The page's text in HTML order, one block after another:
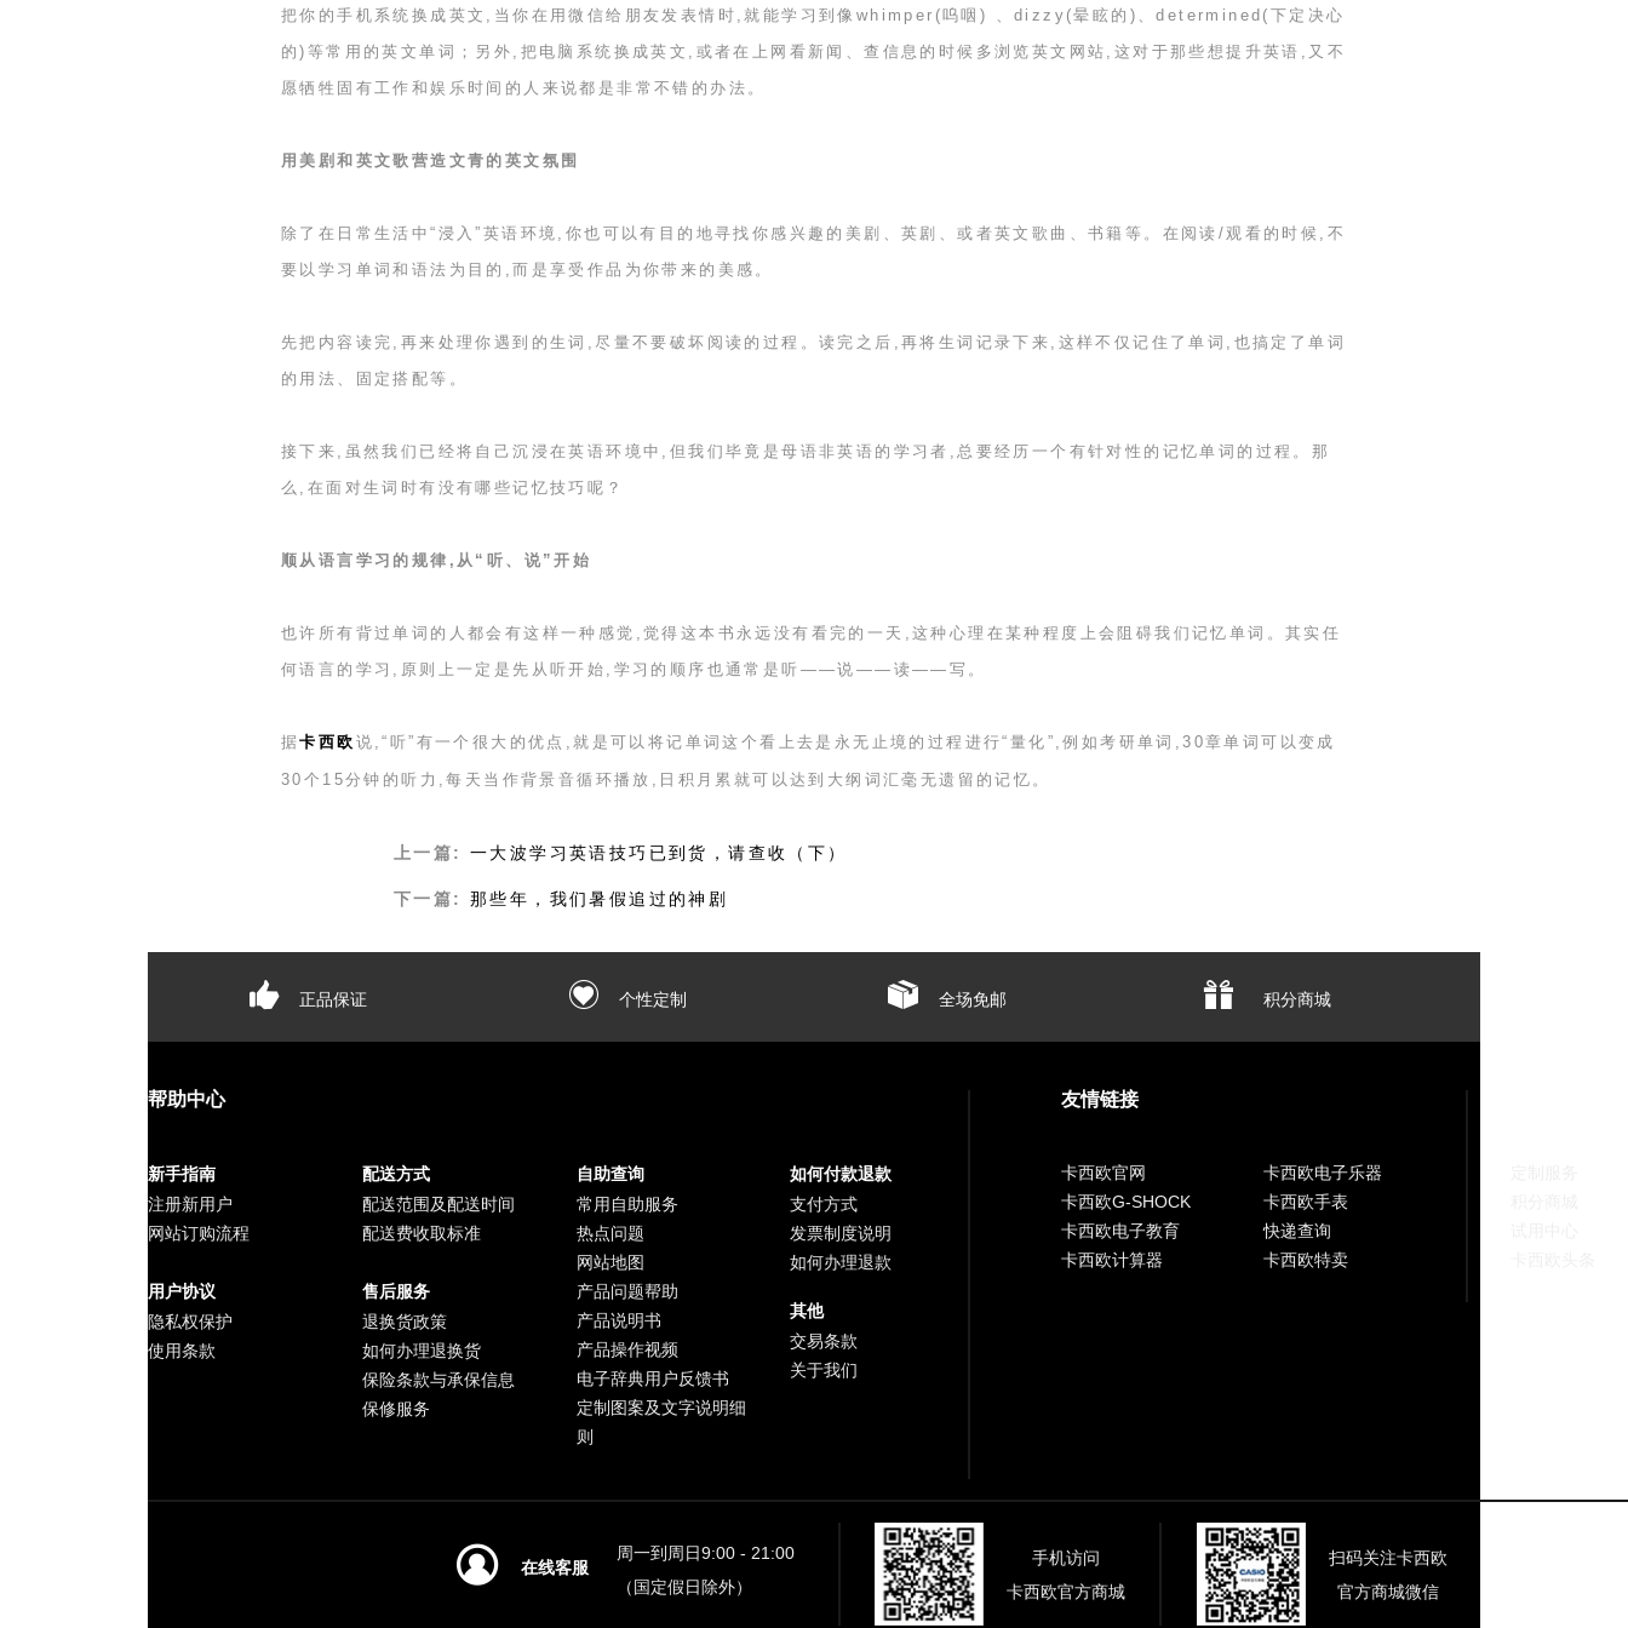
把你的手机系统换成英文,当你在用微信给朋友发表情时,就能学习到像 whimper(呜咽 ) 、dizzy(晕眩的 ) 、determined( 下定决心
的) 等常用的英文单词；另外,把电脑系统换成英文,或者在上网看新闻、查信息的时候多浏览英文网站,这对于那些想提升英语,又不
愿牺牲固有工作和娱乐时间的人来说都是非常不错的办法。
用美剧和英文歌营造文青的英文氛围
除了在日常生活中“浸入”英语环境,你也可以有目的地寻找你感兴趣的美剧、英剧、或者英文歌曲、书籍等。在阅读 /观看的时候,不
要以学习单词和语法为目的,而是享受作品为你带来的美感。
先把内容读完,再来处理你遇到的生词,尽量不要破坏阅读的过程。读完之后,再将生词记录下来,这样不仅记住了单词,也搞定了单词
的用法、固定搭配等。
接下来,虽然我们已经将自己沉浸在英语环境中,但我们毕竟是母语非英语的学习者,总要经历一个有针对性的记忆单词的过程。那
么,在面对生词时有没有哪些记忆技巧呢？
顺从语言学习的规律,从“听、说”开始
也许所有背过单词的人都会有这样一种感觉,觉得这本书永远没有看完的一天,这种心理在某种程度上会阻碍我们记忆单词。其实任
何语言的学习,原则上一定是先从听开始,学习的顺序也通常是听——说——读——写。
据卡西欧 说,“听”有一个很大的优点,就是可以将记单词这个看上去是永无止境的过程进行“量化”,例如考研单词, 30章单词可以变成
30 个 15分钟的听力,每天当作背景音循环播放,日积月累就可以达到大纲词汇毫无遗留的记忆。
上一篇: 一大波学习英语技巧已到货，请查收（下）
下一篇: 那些年，我们暑假追过的神剧
正品保证 个性定制 全场免邮 积分商城
帮助中心
新手指南
注册新用户
网站订购流程
用户协议
隐私权保护
使用条款
配送方式
配送范围及配送时间
配送费收取标准
售后服务
退换货政策
如何办理退换货
保险条款与承保信息
保修服务
自助查询
常用自助服务
热点问题
网站地图
产品问题帮助
产品说明书
产品操作视频
电子辞典用户反馈书
定制图案及文字说明细
则
如何付款退款
支付方式
发票制度说明
如何办理退款
其他
交易条款
关于我们
友情链接
卡西欧官网
卡西欧G-SHOCK
卡西欧电子教育
卡西欧计算器
卡西欧电子乐器
卡西欧手表
快递查询
卡西欧特卖
在线客服
周一到周日9:00 - 21:00
（国定假日除外）
手机访问
卡西欧官方商城
扫码关注卡西欧
官方商城微信